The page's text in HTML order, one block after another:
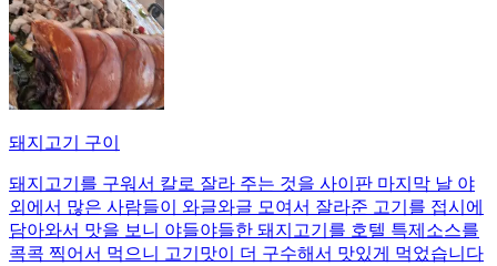
돼지고기 구이
돼지고기를 구워서 칼로 잘라 주는 것을 사이판 마지막 날 야
외에서 많은 사람들이 와글와글 모여서 잘라준 고기를 접시에
담아와서 맛을 보니 야들야들한 돼지고기를 호텔 특제소스를
콕콕 찍어서 먹으니 고기맛이 더 구수해서 맛있게 먹었습니다